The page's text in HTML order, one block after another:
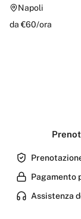
Napoli
da €60/ora
Pagamento
Assistenza